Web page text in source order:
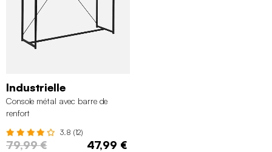
Industrielle
Console métal avec barre de
renfort
3.8 (12)
79,99 € 47,99 €